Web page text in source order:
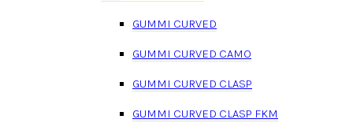
GUMMI CURVED
GUMMI CURVED CAMO
GUMMI CURVED CLASP
GUMMI CURVED CLASP FKM